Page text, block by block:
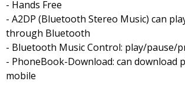
- Hands Free
- A2DP (Bluetooth Stereo Music) can
through Bluetooth
- Bluetooth Music Control: play/pause/
- PhoneBook-Download: can download
mobile